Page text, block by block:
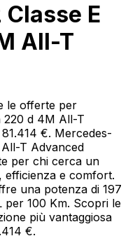
E
All-T
le offerte per
220 d 4M All-T
€. Mercedes-
T Advanced
per chi cerca un
efficienza e comfort.
una potenza di 197
per 100 Km. Scopri le
più vantaggiosa
€.